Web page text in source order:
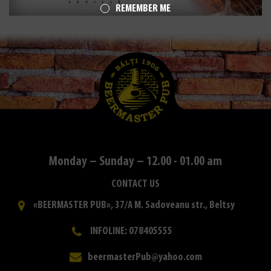
Monday – Sunday – 12.00 - 01.00 am
CONTACT US
«BEERMASTER PUB», 37/A M. Sadoveanu str., Beltsy
INFOLINE: 078405555
beermasterPub@yahoo.com
REMEMBER ME